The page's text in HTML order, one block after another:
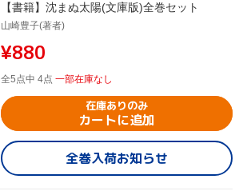
【書籍】沈まぬ太陽(文庫版)全巻セット
山崎豊子(著者)
¥880
全5点中 4点 一部在庫なし
在庫ありのみ
カートに追加
全巻入荷お知らせ